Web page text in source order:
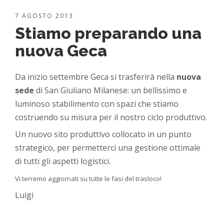
7 AGOSTO 2013
Stiamo preparando una
nuova Geca
Da inizio settembre Geca si trasferirà nella nuova
sede di San Giuliano Milanese: un bellissimo e
luminoso stabilimento con spazi che stiamo
costruendo su misura per il nostro ciclo produttivo.
Un nuovo sito produttivo collocato in un punto
strategico, per permetterci una gestione ottimale
di tutti gli aspetti logistici.
Vi terremo aggiornati su tutte le fasi del trasloco!
Luigi